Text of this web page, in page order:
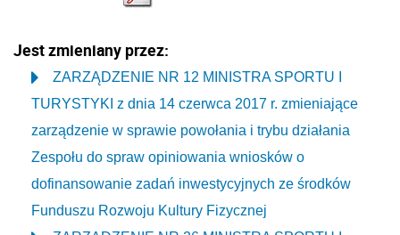
Jest zmieniany przez:
ZARZĄDZENIE NR 12 MINISTRA SPORTU I
TURYSTYKI z dnia 14 czerwca 2017 r. zmieniające
zarządzenie w sprawie powołania i trybu działania
Zespołu do spraw opiniowania wniosków o
dofinansowanie zadań inwestycyjnych ze środków
Funduszu Rozwoju Kultury Fizycznej